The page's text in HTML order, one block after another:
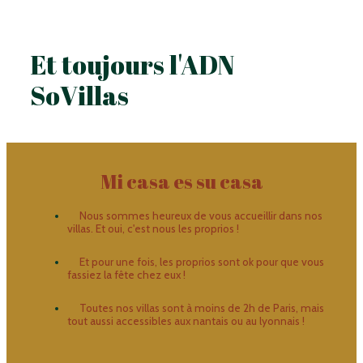
Et toujours l'ADN
SoVillas
Mi casa es su casa
Nous sommes heureux de vous accueillir dans nos
villas. Et oui, c'est nous les proprios !
Et pour une fois, les proprios sont ok pour que vous
fassiez la fête chez eux !
Toutes nos villas sont à moins de 2h de Paris, mais
tout aussi accessibles aux nantais ou au lyonnais !